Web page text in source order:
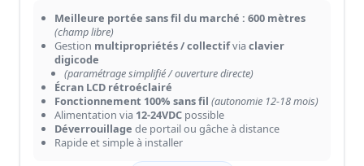
Meilleure portée sans fil du marché : 600 mètres
(champ libre)
Gestion multipropriétés / collectifvia clavier
digicode
(paramétrage simplifié / ouverture directe)
Écran LCD rétroéclairé
Fonctionnement 100% sans fil (autonomie 12-18 mois)
Alimentation via 12-24VDC possible
Déverrouillage de portail ou gâche à distance
Rapide et simple à installer